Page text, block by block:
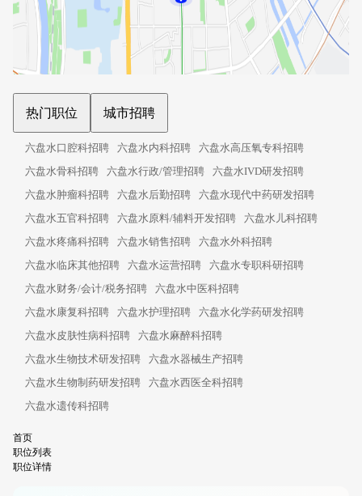
热门职位 城市招聘
六盘水口腔科招聘 六盘水内科招聘
六盘水高压氧专科招聘
六盘水骨科招聘
六盘水行政/管理招聘
六盘水IVD研发招聘
六盘水肿瘤科招聘
六盘水后勤招聘
六盘水现代中药研发招聘
六盘水五官科招聘
六盘水原料/辅料开发招聘
六盘水儿科招聘
六盘水疼痛科招聘
六盘水销售招聘
六盘水外科招聘
六盘水临床其他招聘
六盘水运营招聘
六盘水专职科研招聘
六盘水财务/会计/税务招聘
六盘水中医科招聘
六盘水康复科招聘
六盘水护理招聘
六盘水化学药研发招聘
六盘水皮肤性病科招聘
六盘水麻醉科招聘
六盘水生物技术研发招聘
六盘水器械生产招聘
六盘水生物制药研发招聘
六盘水西医全科招聘
六盘水遗传科招聘
首页
职位列表
职位详情